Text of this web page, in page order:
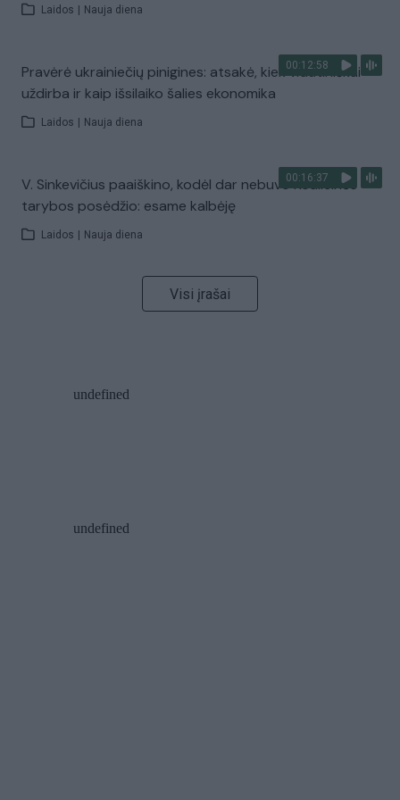
Laidos Nauja diena
00:12:58
Pravėrė ukrainiečių pinigines: atsakė, kiek vidutiniškai
uždirba ir kaip išsilaiko šalies ekonomika
Laidos Nauja diena
00:16:37
V. Sinkevičius paaiškino, kodėl dar nebuvo Koalicinės
tarybos posėdžio: esame kalbėję
Laidos Nauja diena
Visi įrašai